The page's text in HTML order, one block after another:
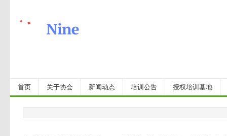
首页 关于协会 新闻动态 培训公告 授权培训基地